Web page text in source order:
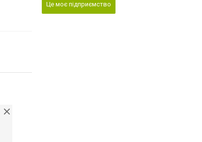
Це моє підприємство